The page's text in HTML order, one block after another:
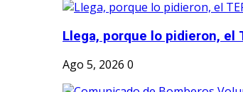
Llega, porque lo pidieron, el
Ago 5, 2026 0